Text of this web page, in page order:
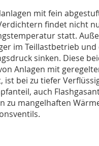
mit fein
findet nicht
statt.
im Teillastbetrieb
sinken. Diese
Anlagen mit
ist bei zu tiefer
auch
zu mangelhaften